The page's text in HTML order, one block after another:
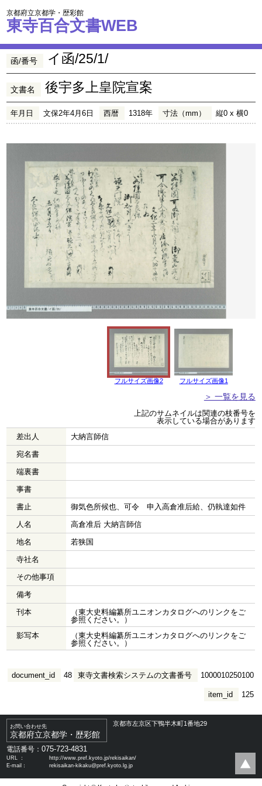
京都府立京都学・歴彩館
東寺百合文書WEB
函/番号 イ函/25/1/
文書名 後宇多上皇院宣案
年月日 文保2年4月6日 西暦 1318年 寸法（mm） 縦0 x 横0
フルサイズ画像2 フルサイズ画像1
＞ 一覧を見る
上記のサムネイルは関連の枝番号を
表示している場合があります
差出人
大納言師信
宛名書
端裏書
事書
書止
御気色所候也、可令 申入高倉准后給、仍執達如件
人名
高倉准后 大納言師信
地名
若狭国
寺社名
その他事項
備考
刊本
（東大史料編纂所ユニオンカタログへのリンクをご
参照ください。）
影写本
（東大史料編纂所ユニオンカタログへのリンクをご
参照ください。）
東寺文書検索システムの文書番号 1000010250100
document_id 48
item_id 125
お問い合わせ先
京都府立京都学・歴彩館
京都市左京区下鴨半木町1番地29
電話番号：075-723-4831
URL ：
http://www.pref.kyoto.jp/rekisaikan/
E-mail：
rekisaikan-kikaku@pref.kyoto.lg.jp